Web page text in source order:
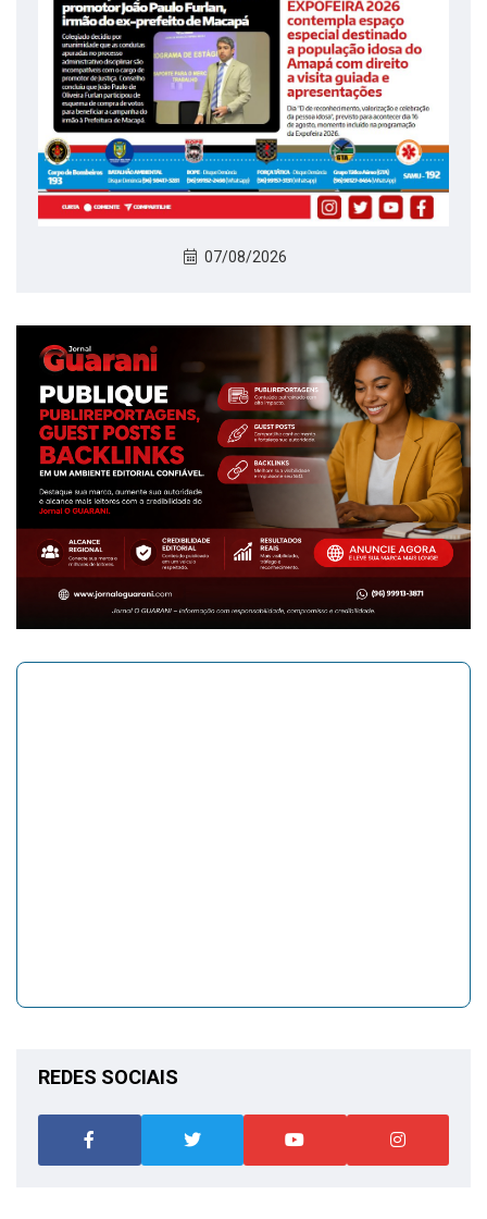
07/08/2026
REDES SOCIAIS